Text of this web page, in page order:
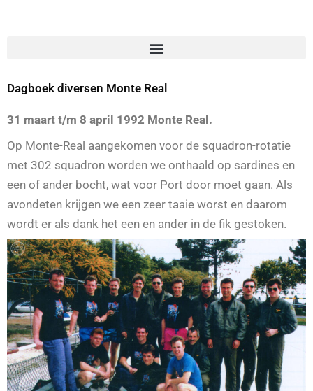
Dagboek diversen Monte Real
31 maart t/m 8 april 1992 Monte Real.
Op Monte-Real aangekomen voor de squadron-rotatie
met 302 squadron worden we onthaald op sardines en
een of ander bocht, wat voor Port door moet gaan. Als
avondeten krijgen we een zeer taaie worst en daarom
wordt er als dank het een en ander in de fik gestoken.